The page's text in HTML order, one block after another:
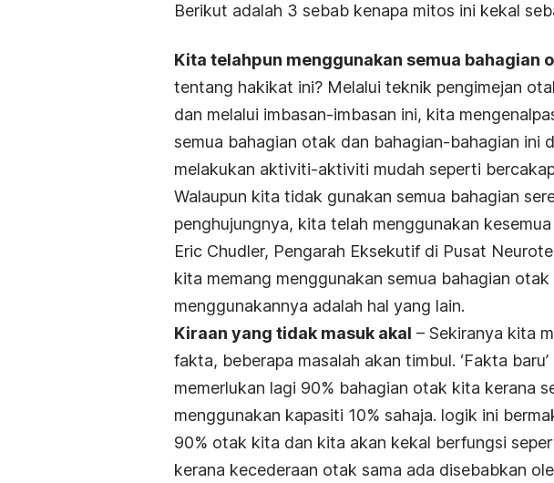
Berikut adalah 3 sebab kenapa mitos ini kekal
Kita telahpun menggunakan semua bahagian
tentang hakikat ini? Melalui teknik pengimejan
dan melalui imbasan-imbasan ini, kita
semua bahagian otak dan bahagian-bahagian ini
melakukan aktiviti-aktiviti mudah seperti
Walaupun kita tidak gunakan semua bahagian
penghujungnya, kita telah menggunakan
Eric Chudler, Pengarah Eksekutif di Pusat
kita memang menggunakan semua bahagian
menggunakannya adalah hal yang lain.
Kiraan yang tidak masuk akal – Sekiranya kita
fakta, beberapa masalah akan timbul. ‘Fakta
memerlukan lagi 90% bahagian otak kita kerana
menggunakan kapasiti 10% sahaja. logik ini
90% otak kita dan kita akan kekal berfungsi
kerana kecederaan otak sama ada disebabkan